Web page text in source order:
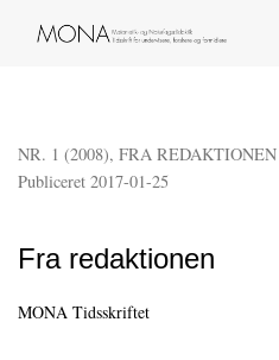
NR. 1 (2008), FRA REDAKTIONEN
Fra redaktionen
Publiceret 2017-01-25
MONA Tidsskriftet